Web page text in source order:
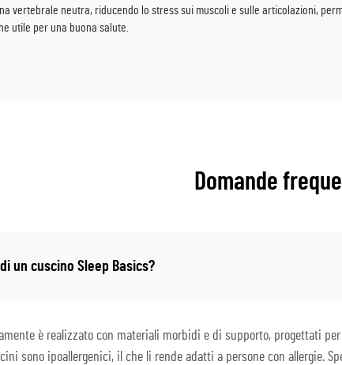
vertebrale neutra, riducendo lo stress sui muscoli e sulle articolazioni,
utile per una buona salute.
Domande
un cuscino Sleep Basics?
è realizzato con materiali morbidi e di supporto, progettati
sono ipoallergenici, il che li rende adatti a persone con allergie.